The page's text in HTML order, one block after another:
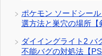
ポケモン ソードシー
選方法と巣穴の場所【
ダイイングライト2 バ
不能バグの対処法【